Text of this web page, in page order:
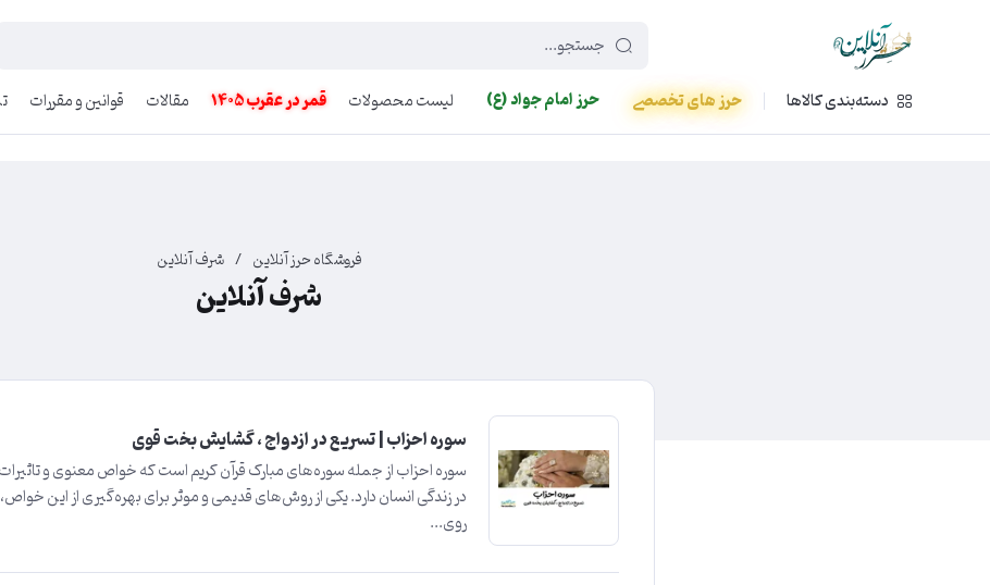
449f43cf-3da2-4422-bb12-2566cb5b8b05
دسته‌بندی کالاها
حرز های تخصصی حرز امام جواد (ع) لیست محصولات قمر در عقرب 1405 مقالات قوانین و مقررات
فروشگاه حرز آنلاین / شرف آنلاین
شرف آنلاین
سوره احزاب | تسریع در ازدواج ، گشایش بخت قوی
سوره احزاب از جمله سوره‌های مبارک قرآن کریم است که خواص معنوی و
در زندگی انسان دارد. یکی از روش‌های قدیمی و موثر برای بهره‌گیری از این
روی...